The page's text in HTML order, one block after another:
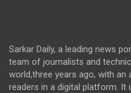
Sarkar Daily, a leading news
team of journalists and
world,three years ago, with
readers in a digital platform. It